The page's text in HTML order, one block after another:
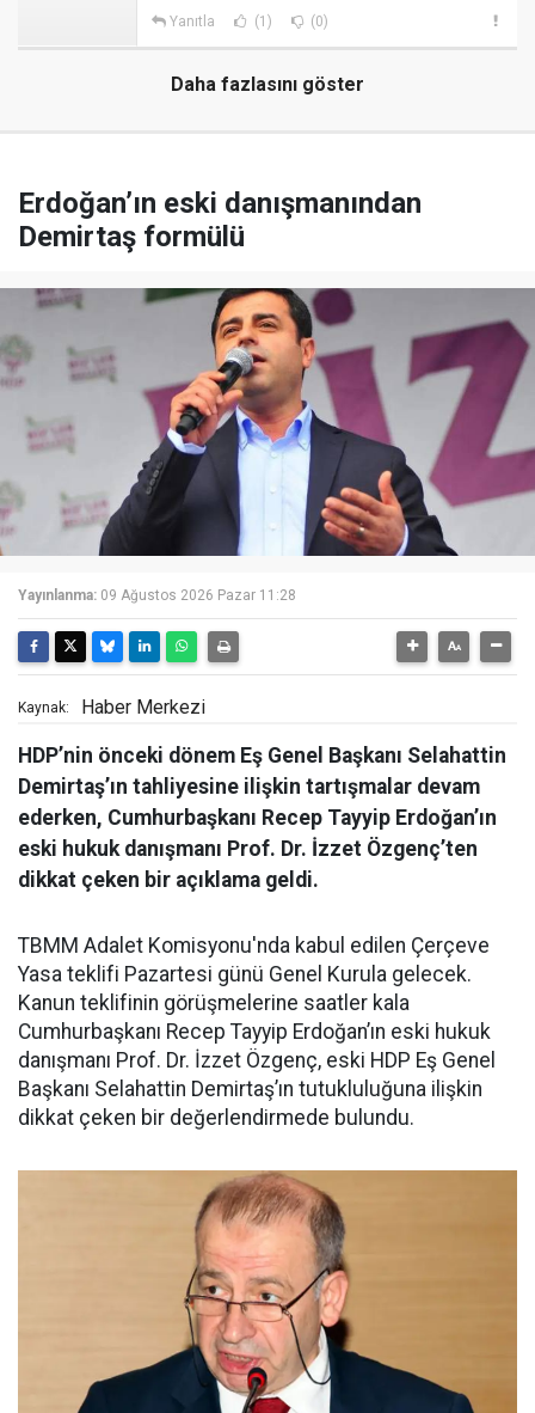
Yanıtla (1) (0)
Daha fazlasını göster
Erdoğan’ın eski danışmanından
Demirtaş formülü
Yayınlanma: 09 Ağustos 2026 Pazar 11:28
Kaynak: Haber Merkezi
HDP’nin önceki dönem Eş Genel Başkanı Selahattin
Demirtaş’ın tahliyesine ilişkin tartışmalar devam
ederken, Cumhurbaşkanı Recep Tayyip Erdoğan’ın
eski hukuk danışmanı Prof. Dr. İzzet Özgenç’ten
dikkat çeken bir açıklama geldi.
TBMM Adalet Komisyonu'nda kabul edilen Çerçeve
Yasa teklifi Pazartesi günü Genel Kurula gelecek.
Kanun teklifinin görüşmelerine saatler kala
Cumhurbaşkanı Recep Tayyip Erdoğan’ın eski hukuk
danışmanı Prof. Dr. İzzet Özgenç, eski HDP Eş Genel
Başkanı Selahattin Demirtaş’ın tutukluluğuna ilişkin
dikkat çeken bir değerlendirmede bulundu.